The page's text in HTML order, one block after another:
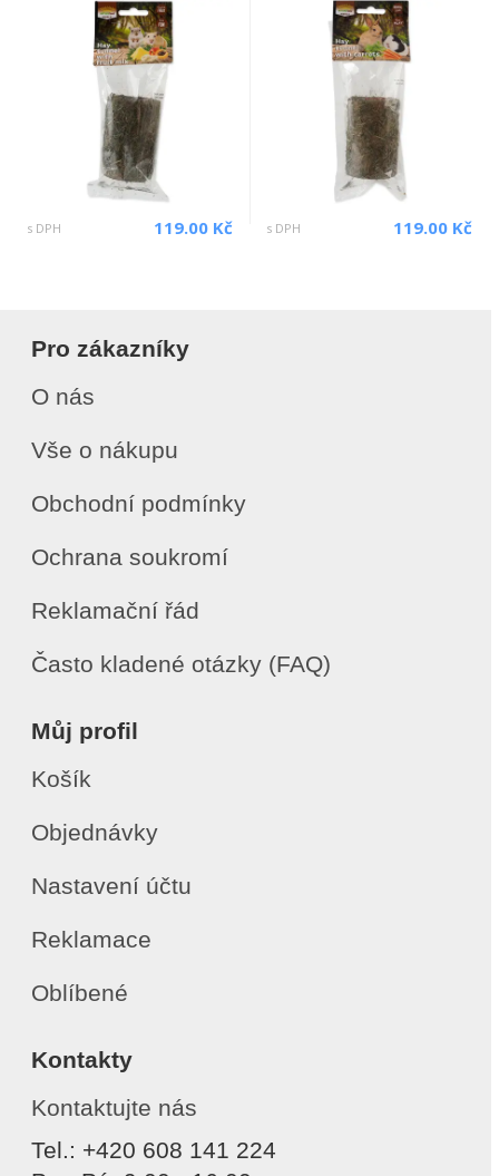
s DPH 119.00 Kč s DPH 119.00 Kč
Pro zákazníky
O nás
Vše o nákupu
Obchodní podmínky
Ochrana soukromí
Reklamační řád
Často kladené otázky (FAQ)
Můj profil
Košík
Objednávky
Nastavení účtu
Reklamace
Oblíbené
Kontakty
Kontaktujte nás
Tel.: +420 608 141 224